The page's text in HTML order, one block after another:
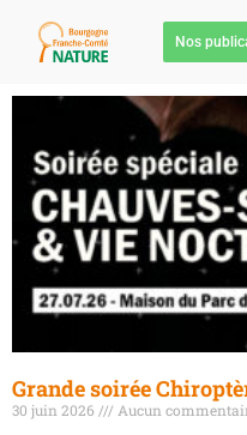
Nos
Grande soirée
30 juin 2026 Aucun